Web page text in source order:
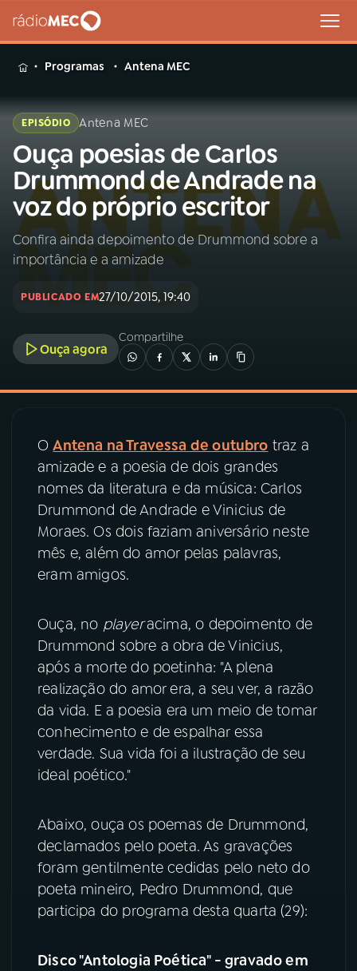
MENU
Buscar
na
Rádio
MEC
Buscar
Início AO VIVO
INÍCIO
A RÁDIO
03PROGRAMAÇÃO
04PROGRAMAS
PODCASTS
06VIDEOCASTS
08 PRÊMIO RÁDIO MEC
ACOMPANHE A RÁDIO MEC
YouTube Facebook
TikTok
Programas Antena MEC
EPISÓDIO Antena MEC
Ouça poesias de Carlos
Drummond de Andrade na
voz do próprio escritor
Confira ainda depoimento de Drummond sobre a
importância e a amizade
PUBLICADO EM27/10/2015, 19:40
Ouça agora
Compartilhe
OAntena na Travessa de outubro traz a
amizade e a poesia de dois grandes
nomes da literatura e da música: Carlos
Drummond de Andrade e Vinicius de
Moraes. Os dois faziam aniversário neste
mês e, além do amor pelas palavras,
eram amigos.
Ouça, no playeracima, o depoimento de
Drummond sobre a obra de Vinicius,
após a morte do poetinha: "A plena
realização do amor era, a seu ver, a razão
da vida. E a poesia era um meio de tomar
conhecimento e de espalhar essa
verdade. Sua vida foi a ilustração de seu
ideal poético."
Abaixo, ouça os poemas de Drummond,
declamados pelo poeta. As gravações
foram gentilmente cedidas pelo neto do
poeta mineiro, Pedro Drummond, que
participa do programa desta quarta (29):
Disco "Antologia Poética" - gravado em